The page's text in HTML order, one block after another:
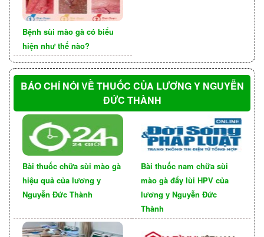
Bệnh sùi mào gà ở môi là một bệnh lý lây truyền
qua đường tình dục, do virus HPV gây ra. Bệnh
không gây nguy hiểm đến tính mạng, nhưng có
thể gây ra nhiều ảnh hưởng về thẩm mỹ, tâm lý
và sức khỏe.
Các ảnh hưởng của bệnh sùi mào gà ở môi bao
gồm:
Ảnh hưởng thẩm mỹ:
Các nốt sùi ở môi có thể
gây mất thẩm mỹ, khiến người bệnh tự ti, ngại
giao tiếp.
Bệnh sùi mào gà có biểu
hiện như thế nào?
BÁO CHÍ NÓI VỀ THUỐC CỦA LƯƠNG Y NGUYỄN
ĐỨC THÀNH
Bài thuốc chữa sùi mào gà
hiệu quả của lương y
Nguyễn Đức Thành
Bài thuốc nam chữa sùi
mào gà đẩy lùi HPV của
lương y Nguyễn Đức
Thành